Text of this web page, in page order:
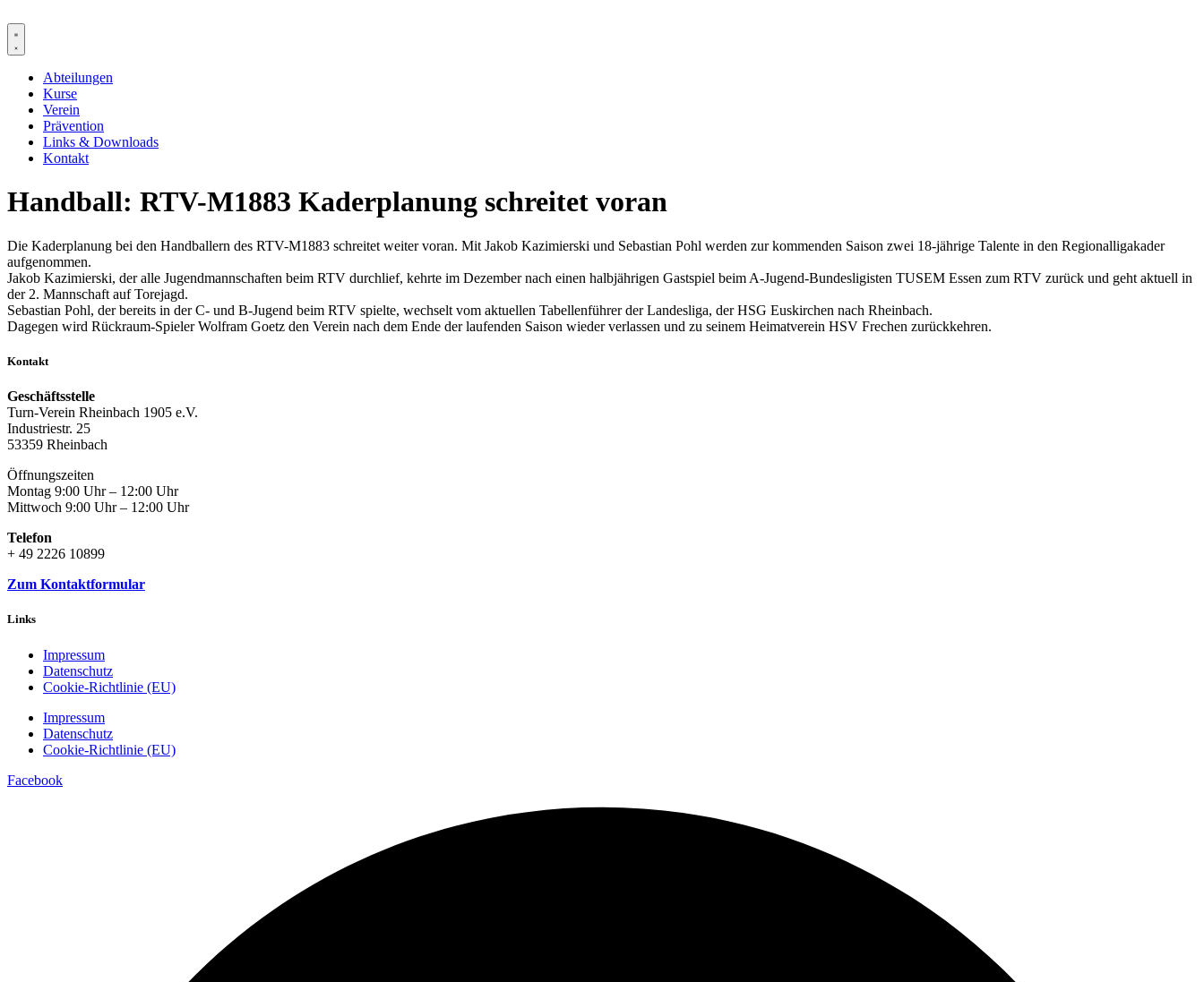
Inhalt
springen
Abteilungen
Kurse
Verein
Prävention
Links & Downloads
Kontakt
Handball: RTV-M1883 Kaderplanung schreitet voran
Die Kaderplanung bei den Handballern des RTV-M1883 schreitet weiter voran. Mit Jakob Kazimierski und Sebastian Pohl werden zur kommenden Saison zwei 18-jährige Talente in den Regionalligakader
aufgenommen.
Jakob Kazimierski, der alle Jugendmannschaften beim RTV durchlief, kehrte im Dezember nach einen halbjährigen Gastspiel beim A-Jugend-Bundesligisten TUSEM Essen zum RTV zurück und geht aktuell in
der 2. Mannschaft auf Torejagd.
Sebastian Pohl, der bereits in der C- und B-Jugend beim RTV spielte, wechselt vom aktuellen Tabellenführer der Landesliga, der HSG Euskirchen nach Rheinbach.
Dagegen wird Rückraum-Spieler Wolfram Goetz den Verein nach dem Ende der laufenden Saison wieder verlassen und zu seinem Heimatverein HSV Frechen zurückkehren.
Kontakt
Geschäftsstelle
Turn-Verein Rheinbach 1905 e.V.
Industriestr. 25
53359 Rheinbach
Öffnungszeiten
Montag 9:00 Uhr – 12:00 Uhr
Mittwoch 9:00 Uhr – 12:00 Uhr
Telefon
+ 49 2226 10899
Zum Kontaktformular
Links
Impressum
Datenschutz
Cookie-Richtlinie (EU)
Impressum
Datenschutz
Cookie-Richtlinie (EU)
Facebook